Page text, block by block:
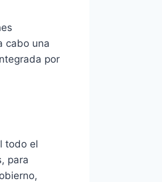
cabo una
por
todo el
para